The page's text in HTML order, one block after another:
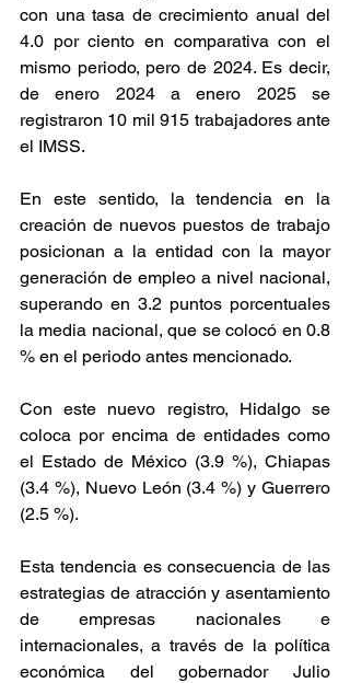
con una tasa de crecimiento anual del
4.0 por ciento en comparativa con el
mismo periodo, pero de 2024. Es decir,
de enero 2024 a enero 2025 se
registraron 10 mil 915 trabajadores ante
el IMSS.
En este sentido, la tendencia en la
creación de nuevos puestos de trabajo
posicionan a la entidad con la mayor
generación de empleo a nivel nacional,
superando en 3.2 puntos porcentuales
la media nacional, que se colocó en 0.8
% en el periodo antes mencionado.
Con este nuevo registro, Hidalgo se
coloca por encima de entidades como
el Estado de México (3.9 %), Chiapas
(3.4 %), Nuevo León (3.4 %) y Guerrero
(2.5 %).
Esta tendencia es consecuencia de las
estrategias de atracción y asentamiento
de empresas nacionales e
internacionales, a través de la política
económica del gobernador Julio